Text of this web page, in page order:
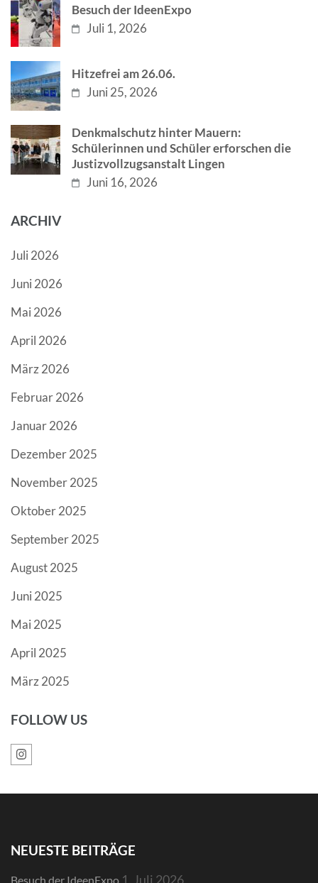
Besuch der IdeenExpo
Juli 1, 2026
Hitzefrei am 26.06.
Juni 25, 2026
Denkmalschutz hinter Mauern:
Schülerinnen und Schüler erforschen die
Justizvollzugsanstalt Lingen
Juni 16, 2026
ARCHIV
Juli 2026
Juni 2026
Mai 2026
April 2026
März 2026
Februar 2026
Januar 2026
Dezember 2025
November 2025
Oktober 2025
September 2025
August 2025
Juni 2025
Mai 2025
April 2025
März 2025
FOLLOW US
NEUESTE BEITRÄGE
Besuch der IdeenExpo 1. Juli 2026